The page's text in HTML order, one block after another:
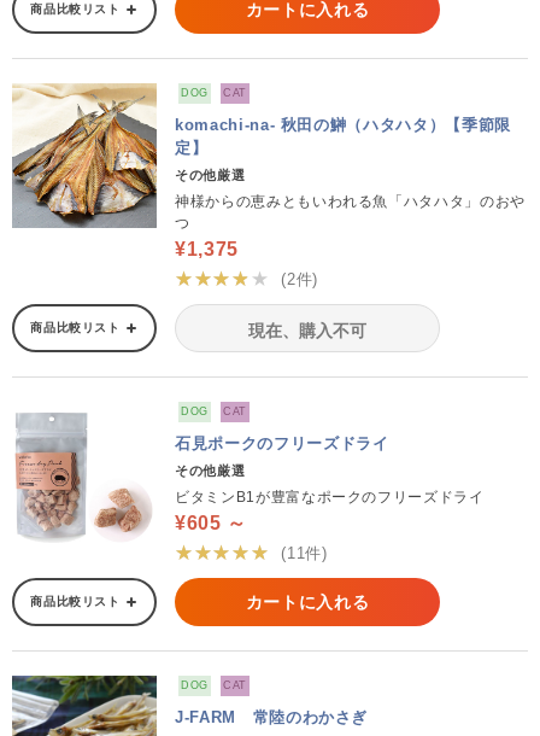
商品比較リスト カートに入れる
DOG CAT
komachi-na- 秋田の鰰（ハタハタ）【季節限
定】
その他厳選
神様からの恵みともいわれる魚「ハタハタ」のおや
つ
¥1,375
★★★★★
(2件)
商品比較リスト 現在、購入不可
DOG CAT
石見ポークのフリーズドライ
その他厳選
ビタミンB1が豊富なポークのフリーズドライ
¥605 ～
★★★★★
(11件)
商品比較リスト カートに入れる
DOG CAT
J-FARM 常陸のわかさぎ